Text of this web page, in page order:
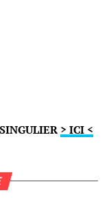
> ICI <